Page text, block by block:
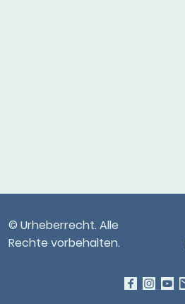
© Urheberrecht. Alle
Rechte vorbehalten.